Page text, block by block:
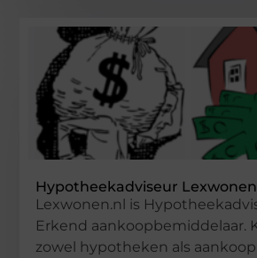
Hypotheekadviseur Lexwonen
Lexwonen.nl is
Erkend aankoopbemiddelaar.
zowel hypotheken als